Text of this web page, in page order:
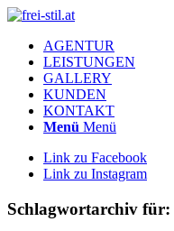
AGENTUR
LEISTUNGEN
GALLERY
KUNDEN
KONTAKT
Menü Menü
Link zu Facebook
Link zu Instagram
Schlagwortarchiv für: